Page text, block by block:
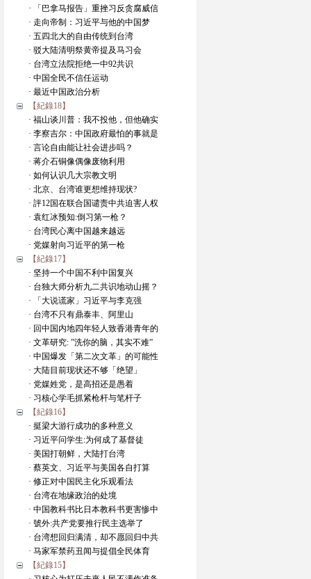
· 「巴拿马报告」重挫习反贪腐威信
· 走向帝制：习近平与他的中国梦
· 五四北大的自由传统到台湾
· 驳大陆清明祭黄帝提及马习会
· 台湾立法院拒绝一中92共识
· 中国全民不信任运动
· 最近中国政治分析
【紀錄18】
· 福山谈川普：我不投他，但他确实
· 李察吉尔：中国政府最怕的事就是
· 言论自由能让社会进步吗？
· 蒋介石铜像偶像废物利用
· 如何认识几大宗教文明
· 北京、台湾谁更想维持现状?
· 評12国在联合国谴责中共迫害人权
· 袁红冰预知:倒习第一枪？
· 台湾民心离中国越来越远
· 党媒射向习近平的第一枪
【紀錄17】
· 坚持一个中国不利中国复兴
· 台独大师分析九二共识地动山摇？
· 「大说谎家」习近平与李克强
· 台湾不只有鼎泰丰、阿里山
· 回中国内地四年轻人致香港青年的
· 文革研究: ”洗你的脑，其实不难”
· 中国爆发「第二次文革」的可能性
· 大陆目前现状还不够「绝望」
· 党媒姓党，是高招还是愚着
· 习核心学毛抓紧枪杆与笔杆子
【紀錄16】
· 挺梁大游行成功的多种意义
· 习近平问学生:为何成了基督徒
· 美国打朝鲜，大陆打台湾
· 蔡英文、习近平与美国各自打算
· 修正对中国民主化乐观看法
· 台湾在地缘政治的处境
· 中国教科书比日本教科书更害惨中
· 號外:共产党要推行民主选举了
· 台湾想回归满清，却不愿回归中共
· 马家军禁药丑闻与提倡全民体育
【紀錄15】